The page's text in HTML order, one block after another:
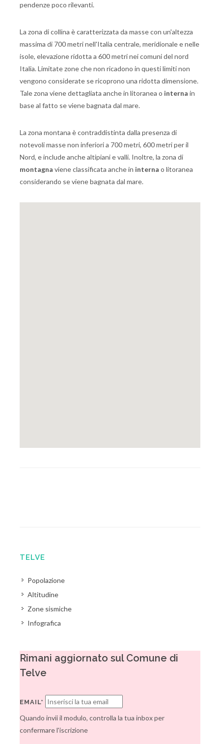
pendenze poco rilevanti.
La zona di collina è caratterizzata da masse con un'altezza
massima di 700 metri nell'Italia centrale, meridionale e nelle
isole, elevazione ridotta a 600 metri nei comuni del nord
Italia. Limitate zone che non ricadono in questi limiti non
vengono considerate se ricoprono una ridotta dimensione.
Tale zona viene dettagliata anche in litoranea o interna in
base al fatto se viene bagnata dal mare.
La zona montana è contraddistinta dalla presenza di
notevoli masse non inferiori a 700 metri, 600 metri per il
Nord, e include anche altipiani e valli. Inoltre, la zona di
montagna viene classificata anche in interna o litoranea
considerando se viene bagnata dal mare.
TELVE
Popolazione
Altitudine
Zone sismiche
Infografica
Rimani aggiornato sul Comune di
Telve
EMAIL*
Quando invii il modulo, controlla la tua inbox per
confermare l'iscrizione